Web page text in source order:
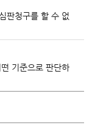
판청구를 할 수 없
기준으로 판단하